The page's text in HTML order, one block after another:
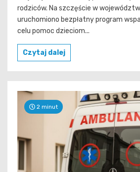
rodziców. Na szczęście w
uruchomiono bezpłatny program
celu pomoc dzieciom...
Czytaj dalej
2 minut